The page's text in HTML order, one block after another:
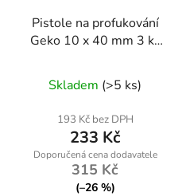
Pistole na profukování
Geko 10 x 40 mm 3 ks
Skladem (>5 ks)
193 Kč bez DPH
233 Kč
315 Kč
(–26 %)